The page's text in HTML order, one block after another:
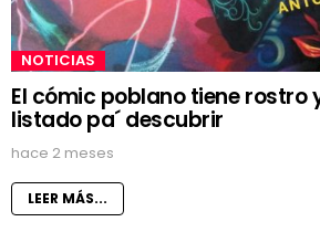
NOTICIAS
El cómic poblano tiene rostro
listado pa´ descubrir
hace 2 meses
LEER MÁS...